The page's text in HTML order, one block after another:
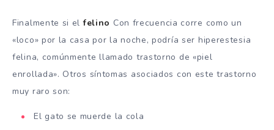
Finalmente si elfelino Con frecuencia corre como un
«loco» por la casa por la noche, podría ser hiperestesia
felina, comúnmente llamado trastorno de «piel
enrollada». Otros síntomas asociados con este trastorno
muy raro son:
El gato se muerde la cola